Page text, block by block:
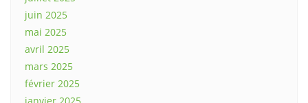
juin 2025
mai 2025
avril 2025
mars 2025
février 2025